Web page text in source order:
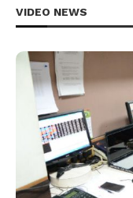
VIDEO NEWS